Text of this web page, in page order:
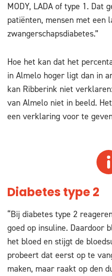
MODY, LADA of type 1. Dat
patiënten, mensen met een
zwangerschapsdiabetes.”
Hoe het kan dat het
in Almelo hoger ligt dan in
kan Ribberink niet
van Almelo niet in beeld.
een verklaring voor te
Diabetes type 2
“Bij diabetes type 2
goed op insuline. Daardoor
het bloed en stijgt de
probeert dat eerst op te
maken, maar raakt op den